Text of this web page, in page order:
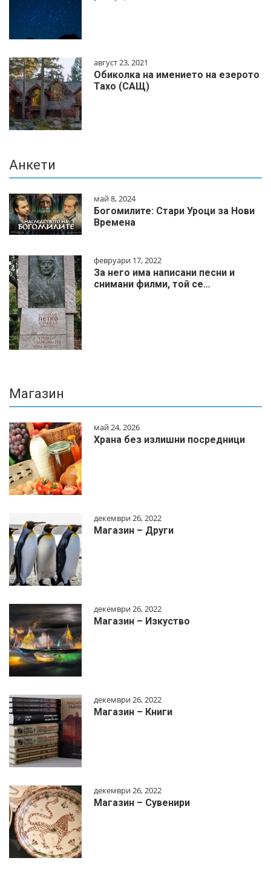
август 23, 2021
Обиколка на имението на езерото
Тахо (САЩ)
Анкети
май 8, 2024
Богомилите: Стари Уроци за Нови
Времена
февруари 17, 2022
За него има написани песни и
снимани филми, той се…
Магазин
май 24, 2026
Храна без излишни посредници
декември 26, 2022
Магазин – Други
декември 26, 2022
Магазин – Изкуство
декември 26, 2022
Магазин – Книги
декември 26, 2022
Магазин – Сувенири